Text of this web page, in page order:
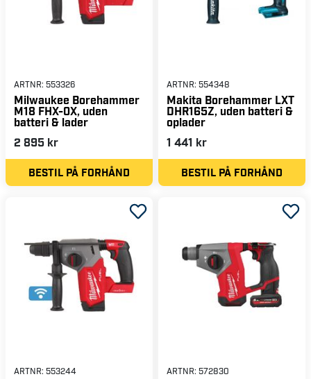
ARTNR: 553326
Milwaukee Borehammer
M18 FHX-0X, uden
batteri & lader
2 895 kr
BESTIL PÅ FORHÅND
ARTNR: 554348
Makita Borehammer LXT
DHR165Z, uden batteri &
oplader
1 441 kr
BESTIL PÅ FORHÅND
ARTNR: 553244 ARTNR: 572830